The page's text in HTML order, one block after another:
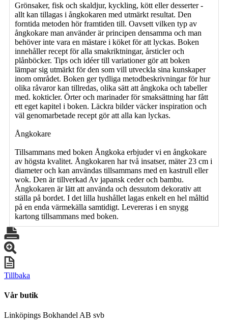
Grönsaker, fisk och skaldjur, kyckling, kött eller desserter -
allt kan tillagas i ångkokaren med utmärkt resultat. Den
forntida metoden hör framtiden till. Oavsett vilken typ av
ångkokare man använder är principen densamma och man
behöver inte vara en mästare i köket för att lyckas. Boken
innehåller recept för alla smakriktningar, årsticler och
plånböcker. Tips och idéer till variationer gör att boken
lämpar sig utmärkt för den som vill utveckla sina kunskaper
inom området. Boken ger tydliga metodbeskrivningar för hur
olika råvaror kan tillredas, olika sätt att ångkoka och tabeller
med. kokticler. Örter och marinader för smaksättning har fått
ett eget kapitel i boken. Läckra bilder väcker inspiration och
väl genomarbetade recept gör att alla kan lyckas.
Ångkokare
Tillsammans med boken Ångkoka erbjuder vi en ångkokare
av högsta kvalitet. Ångkokaren har två insatser, mäter 23 cm i
diameter och kan användas tillsammans med en kastrull eller
wok. Den är tillverkad Av japansk ceder och bambu.
Ångkokaren är lätt att använda och dessutom dekorativ att
ställa på bordet. I det lilla hushållet lagas enkelt en hel måltid
på en enda värmekälla samtidigt. Levereras i en snygg
kartong tillsammans med boken.
Tillbaka
Vår butik
Linköpings Bokhandel AB svb